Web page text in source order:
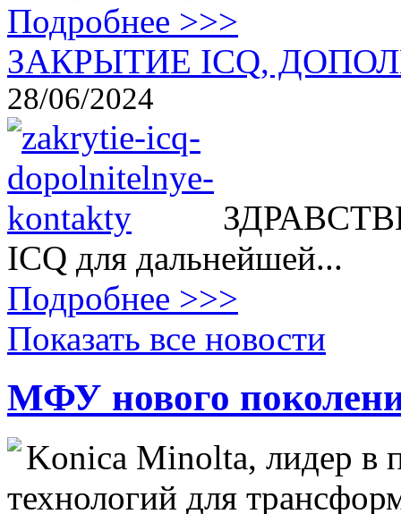
Подробнее >>>
ЗАКРЫТИЕ ICQ,
28/06/2024
ICQ для дальнейшей...
Подробнее >>>
Показать все новости
МФУ нового
Konica Minolta, лидер в
технологий для